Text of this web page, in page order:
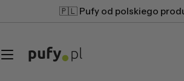
do
🇵🇱 Pufy od polskiego